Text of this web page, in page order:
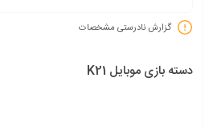
گزارش نادرستی مشخصات
دسته بازی موبایل K21